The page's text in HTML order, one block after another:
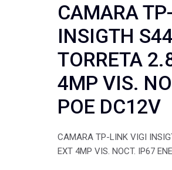
CAMARA
INSIGTH
TORRETA
4MP VIS.
POE DC12V
CAMARA TP-LINK VIGI
EXT 4MP VIS. NOCT. IP67